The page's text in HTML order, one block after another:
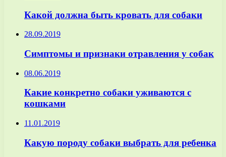
Какой должна быть кровать для собаки
28.09.2019
Симптомы и признаки отравления у собак
08.06.2019
Какие конкретно собаки уживаются с
кошками
11.01.2019
Какую породу собаки выбрать для ребенка